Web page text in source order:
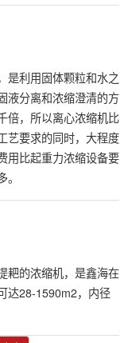
是利用固体颗粒和水之
液分离和浓缩澄清的方
倍，所以离心浓缩机比
艺要求的同时，大程度
用比起重力浓缩设备要
耙的浓缩机，是鑫海在
达28-1590m2，内径